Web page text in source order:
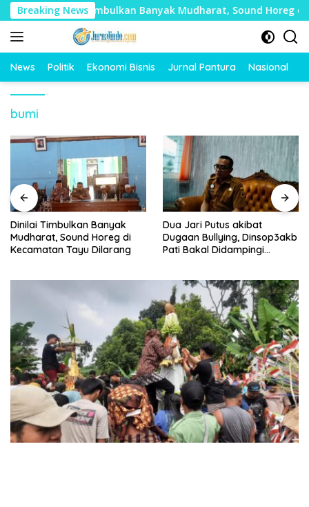
Langsung
ke
konten
Breaking News
Dinilai Timbulkan Banyak Mudharat, Sound Horeg di
News Politik Ekonomi Bisnis Jurnal Pantura Nasional
bumi
Dinilai Timbulkan Banyak
Mudharat, Sound Horeg di
Kecamatan Tayu Dilarang
Dua Jari Putus akibat
Dugaan Bullying, Dinsop3akb
Pati Bakal Didampingi